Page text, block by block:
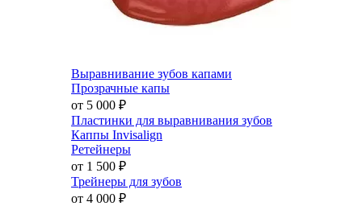
Выравнивание зубов капами
Прозрачные капы
от 5 000 ₽
Пластинки для выравнивания зубов
Каппы Invisalign
Ретейнеры
от 1 500 ₽
Трейнеры для зубов
от 4 000 ₽